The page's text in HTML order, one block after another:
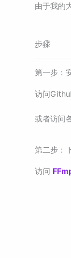
由于我的
步骤
第一步：
访问
或者访问
第二步：
访问